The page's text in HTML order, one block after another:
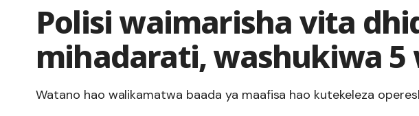
Polisi waimarisha vita
mihadarati, washukiwa
Watano hao walikamatwa baada ya maafisa hao kutekeleza